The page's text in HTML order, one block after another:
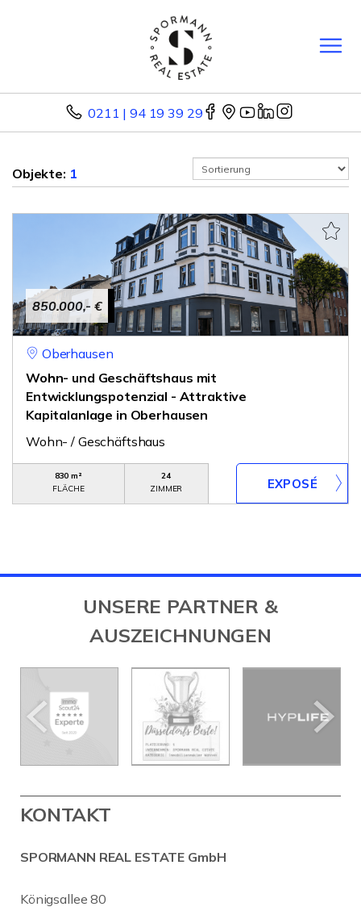
0211 | 94 19 39 29
Objekte: 1
850.000,- €
Oberhausen
Wohn- und Geschäftshaus mit
Entwicklungspotenzial - Attraktive
Kapitalanlage in Oberhausen
Wohn- / Geschäftshaus
830 m²
FLÄCHE
24
ZIMMER
UNSERE PARTNER &
AUSZEICHNUNGEN
KONTAKT
SPORMANN REAL ESTATE GmbH
Königsallee 80